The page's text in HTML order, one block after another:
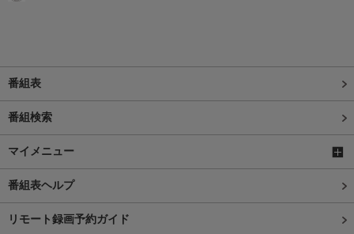
番組表
番組検索
マイメニュー
番組表ヘルプ
リモート録画予約ガイド